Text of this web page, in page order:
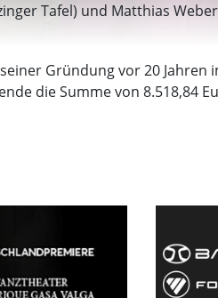
Tafel) und Matthias
Gründung vor 20 Jahren
die Summe von 8.518,84